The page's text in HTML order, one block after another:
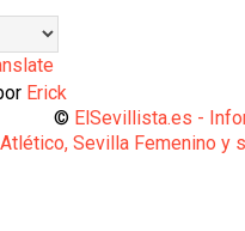
Erick
ElSevillista.es -
Sevilla Femenino y